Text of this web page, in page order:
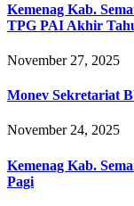
Kemenag Kab.
TPG PAI Akhir
November 27, 2025
Monev Sekretariat
November 24, 2025
Kemenag Kab.
Pagi